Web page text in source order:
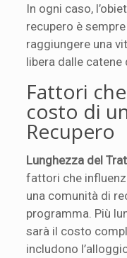
In ogni caso,
recupero è
raggiungere una
libera dalle catene
Fattori
costo di
Recupero
Lunghezza del
fattori che
una comunità di
programma. Più
sarà il costo
includono